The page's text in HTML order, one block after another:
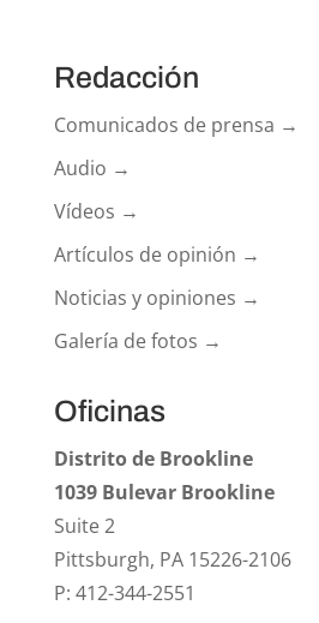
Redacción
Comunicados de prensa →
Audio →
Vídeos →
Artículos de opinión →
Noticias y opiniones →
Galería de fotos →
Oficinas
Distrito de Brookline
1039 Bulevar Brookline
Suite 2
Pittsburgh, PA 15226-2106
P: 412-344-2551